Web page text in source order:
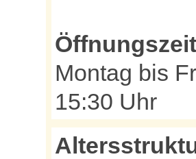
Montag bis
15:30 Uhr